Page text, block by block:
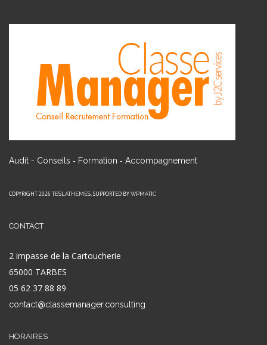
Audit - Conseils - Formation - Accompagnement
COPYRIGHT 2026 TESLATHEMES, SUPPORTED BY WPMATIC
CONTACT
2 impasse de la Cartoucherie
65000 TARBES
05 62 37 88 89
contact@classemanager.consulting
HORAIRES